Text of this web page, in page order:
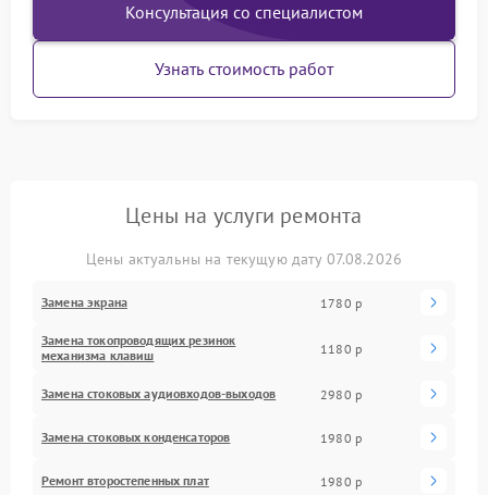
Консультация со специалистом
Узнать стоимость работ
Цены на услуги ремонта
Цены актуальны на текущую дату 07.08.2026
Замена экрана 1780 р
Замена токопроводящих резинок
механизма клавиш
1180 р
Замена стоковых аудиовходов-выходов 2980 р
Замена стоковых конденсаторов 1980 р
Ремонт второстепенных плат 1980 р